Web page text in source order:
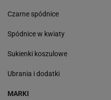
Czarne spódnice
Spódnice w kwiaty
Sukienki koszulowe
Ubrania i dodatki
MARKI